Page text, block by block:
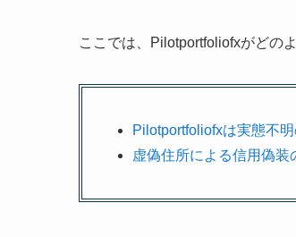
ここでは、Pilotportfoliofxがどの
Pilotportfoliofxは実態不
虚偽住所による信用偽装